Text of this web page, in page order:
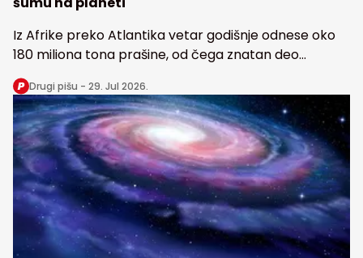
Iz Afrike preko Atlantika vetar godišnje odnese oko
180 miliona tona prašine, od čega znatan deo
snabdeva fosforom najveću tropsku kišnu šumu na
Zemlji
Drugi pišu - 29. Jul 2026.